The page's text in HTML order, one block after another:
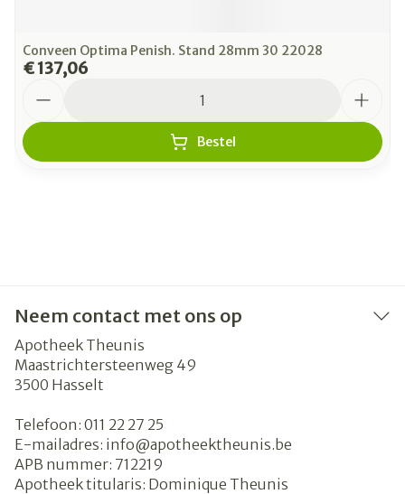
Conveen Optima Penish. Stand 28mm 30 22028
€ 137,06
Bestel
Neem contact met ons op
Apotheek Theunis
Maastrichtersteenweg 49
3500 Hasselt
Telefoon: 011 22 27 25
E-mailadres: info@apotheektheunis.be
APB nummer: 712219
Apotheek titularis: Dominique Theunis